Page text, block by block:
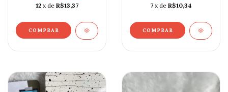
12 x de R$13,37 7 x de R$10,34